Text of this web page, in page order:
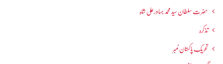
حضرت سلطان سید محمد بہادرعلی شاہ
تذکرہ
تحریکِ پاکستان نمبر